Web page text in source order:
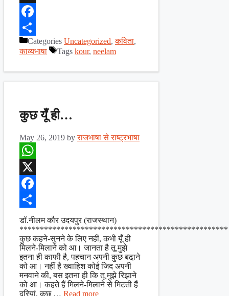
X
Facebook
ShareCategories Uncategorized,कविता,
काव्यभाषा
Tags kour, neelam
कुछ यूँ ही…
May 26, 2019 byराजभाषा से राष्ट्रभाषा
WhatsApp
X
Facebook
Share
डॉ.नीलम कौर उदयपुर (राजस्थान)
***************************************************
कुछ कहने-सुनने के लिए नहीं, कभी यूँ ही
मिलने-मिलाने को आ। जानता है तू मुझे
इतना ही काफी है, पहचान अपनी कुछ बढा़ने
को आ। नहीं है ख्वाहिश कोई जिद अपनी
मनवाने की, बस इतना ही कि तू मुझे रिझाने
को आ। कहते हैं मिलने-मिलाने से मिटती हैं
दूरियां, कुछ … Read more